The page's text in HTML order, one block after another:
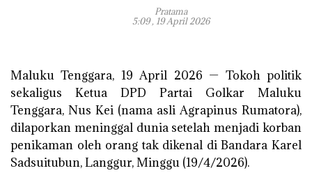
Pratama
5:09 , 19 April 2026
Maluku Tenggara, 19 April 2026 — Tokoh politik
sekaligus Ketua DPD Partai Golkar Maluku
Tenggara, Nus Kei (nama asli Agrapinus Rumatora),
dilaporkan meninggal dunia setelah menjadi korban
penikaman oleh orang tak dikenal di Bandara Karel
Sadsuitubun, Langgur, Minggu (19/4/2026).